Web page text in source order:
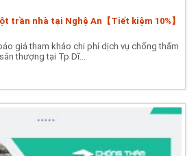
trần nhà tại Nghệ An【Tiết kiệm 10%】
giá tham khảo chi phí dịch vụ chống thấm
sân thượng tại Tp Dĩ...